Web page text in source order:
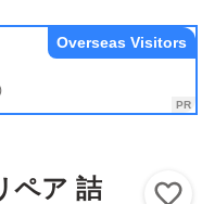
Overseas Visitors
ペア 詰